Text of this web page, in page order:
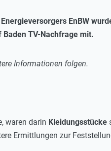
EnBW
TV-Nachfrage mit.
Informationen folgen.
waren darin Kleidungsstücke
Ermittlungen zur